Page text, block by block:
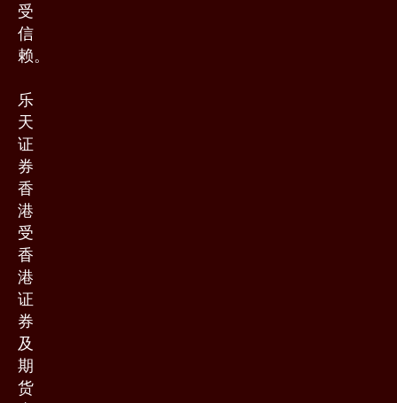
受
信
赖。
乐
天
证
券
香
港
受
香
港
证
券
及
期
货